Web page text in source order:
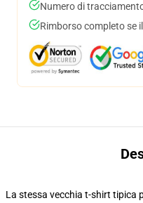
Numero di
Rimborso completo se
La stessa vecchia t-shirt tipica